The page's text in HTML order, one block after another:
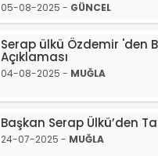
05-08-2025 - GÜNCEL
Serap ülkü Özdemir 'den
Açıklaması
04-08-2025 - MUĞLA
Başkan Serap Ülkü’den
24-07-2025 - MUĞLA